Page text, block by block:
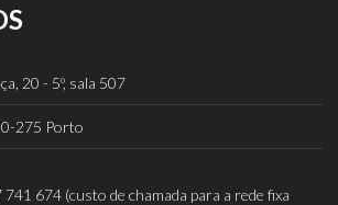
20 - 5º, sala 507
275 Porto
674 (custo de chamada para a rede fixa